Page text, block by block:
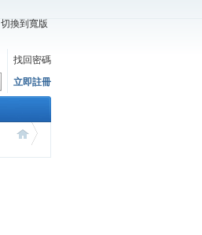
切換到寬版
找回密碼
立即註冊